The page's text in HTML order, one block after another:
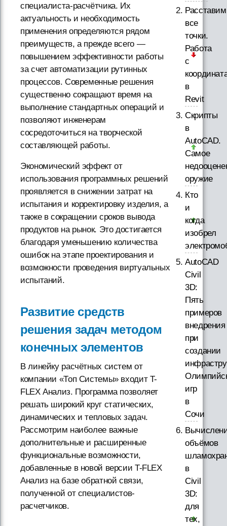
специалиста-расчётчика. Их
актуальность и необходимость
применения определяются рядом
преимуществ, а прежде всего —
повышением эффективности работы
за счет автоматизации рутинных
процессов. Современные решения
существенно сокращают время на
выполнение стандартных операций и
позволяют инженерам
сосредоточиться на творческой
составляющей работы.
Экономический эффект от
использования программных решений
проявляется в снижении затрат на
испытания и корректировку изделия, а
также в сокращении сроков вывода
продуктов на рынок. Это достигается
благодаря уменьшению количества
ошибок на этапе проектирования и
возможности проведения виртуальных
испытаний.
Развитие средств
решения задач методом
конечных элементов
В линейку расчётных систем от
компании «Топ Системы» входит T-
FLEX Анализ. Программа позволяет
решать широкий круг статических,
динамических и тепловых задач.
Рассмотрим наиболее важные
дополнительные и расширенные
функциональные возможности,
добавленные в новой версии T-FLEX
Анализ на базе обратной связи,
полученной от специалистов-
расчетчиков.
Расставим
все
точки.
Работа
с
в
Revit
Скрипты
в
AutoCAD.
Самое
оружие
Кто
и
когда
изобрел
AutoCAD
Civil
3D:
Пять
примеров
внедрения
при
создании
игр
в
Сочи
объёмов
в
Civil
3D:
для
тех,